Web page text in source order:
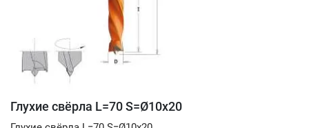
Глухие свёрла L=70 S=Ø10x20